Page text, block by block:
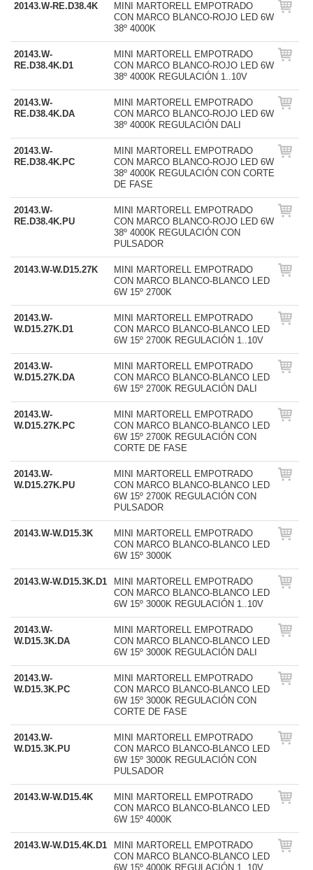
20143.W-RE.D38.4K
MINI MARTORELL EMPOTRADO
CON MARCO BLANCO-ROJO LED 6W
38º 4000K
20143.W-
RE.D38.4K.D1
MINI MARTORELL EMPOTRADO
CON MARCO BLANCO-ROJO LED 6W
38º 4000K REGULACIÓN 1..10V
20143.W-
RE.D38.4K.DA
MINI MARTORELL EMPOTRADO
CON MARCO BLANCO-ROJO LED 6W
38º 4000K REGULACIÓN DALI
20143.W-
RE.D38.4K.PC
MINI MARTORELL EMPOTRADO
CON MARCO BLANCO-ROJO LED 6W
38º 4000K REGULACIÓN CON CORTE
DE FASE
20143.W-
RE.D38.4K.PU
MINI MARTORELL EMPOTRADO
CON MARCO BLANCO-ROJO LED 6W
38º 4000K REGULACIÓN CON
PULSADOR
20143.W-W.D15.27K
MINI MARTORELL EMPOTRADO
CON MARCO BLANCO-BLANCO LED
6W 15º 2700K
20143.W-
W.D15.27K.D1
MINI MARTORELL EMPOTRADO
CON MARCO BLANCO-BLANCO LED
6W 15º 2700K REGULACIÓN 1..10V
20143.W-
W.D15.27K.DA
MINI MARTORELL EMPOTRADO
CON MARCO BLANCO-BLANCO LED
6W 15º 2700K REGULACIÓN DALI
20143.W-
W.D15.27K.PC
MINI MARTORELL EMPOTRADO
CON MARCO BLANCO-BLANCO LED
6W 15º 2700K REGULACIÓN CON
CORTE DE FASE
20143.W-
W.D15.27K.PU
MINI MARTORELL EMPOTRADO
CON MARCO BLANCO-BLANCO LED
6W 15º 2700K REGULACIÓN CON
PULSADOR
20143.W-W.D15.3K
MINI MARTORELL EMPOTRADO
CON MARCO BLANCO-BLANCO LED
6W 15º 3000K
20143.W-W.D15.3K.D1
MINI MARTORELL EMPOTRADO
CON MARCO BLANCO-BLANCO LED
6W 15º 3000K REGULACIÓN 1..10V
20143.W-
W.D15.3K.DA
MINI MARTORELL EMPOTRADO
CON MARCO BLANCO-BLANCO LED
6W 15º 3000K REGULACIÓN DALI
20143.W-
W.D15.3K.PC
MINI MARTORELL EMPOTRADO
CON MARCO BLANCO-BLANCO LED
6W 15º 3000K REGULACIÓN CON
CORTE DE FASE
20143.W-
W.D15.3K.PU
MINI MARTORELL EMPOTRADO
CON MARCO BLANCO-BLANCO LED
6W 15º 3000K REGULACIÓN CON
PULSADOR
20143.W-W.D15.4K
MINI MARTORELL EMPOTRADO
CON MARCO BLANCO-BLANCO LED
6W 15º 4000K
20143.W-W.D15.4K.D1
MINI MARTORELL EMPOTRADO
CON MARCO BLANCO-BLANCO LED
6W 15º 4000K REGULACIÓN 1..10V